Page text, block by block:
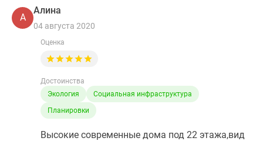
А
Алина
04 августа 2020
Оценка
Достоинства
Экология
Социальная инфраструктура
Планировки
Высокие современные дома под 22 этажа,вид